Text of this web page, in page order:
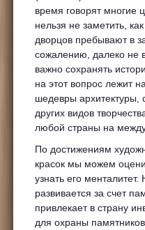
время говорят многие
нельзя не заметить,
дворцов пребывают в
сожалению, далеко не
важно сохранять
на этот вопрос лежит
шедевры архитектуры,
других видов
любой страны на
По достижениям
красок мы можем
узнать его
развивается за счет
привлекает в страну
для охраны